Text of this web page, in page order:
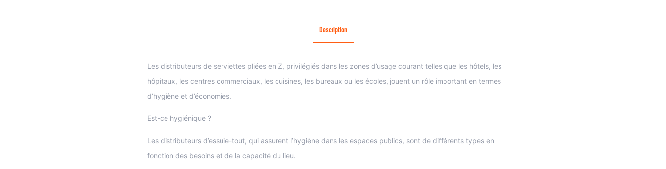
Description
Les distributeurs de serviettes pliées en Z, privilégiés dans les zones d’usage courant telles que les hôtels, les
hôpitaux, les centres commerciaux, les cuisines, les bureaux ou les écoles, jouent un rôle important en termes
d’hygiène et d’économies.
Est-ce hygiénique ?
Les distributeurs d’essuie-tout, qui assurent l’hygiène dans les espaces publics, sont de différents types en
fonction des besoins et de la capacité du lieu.